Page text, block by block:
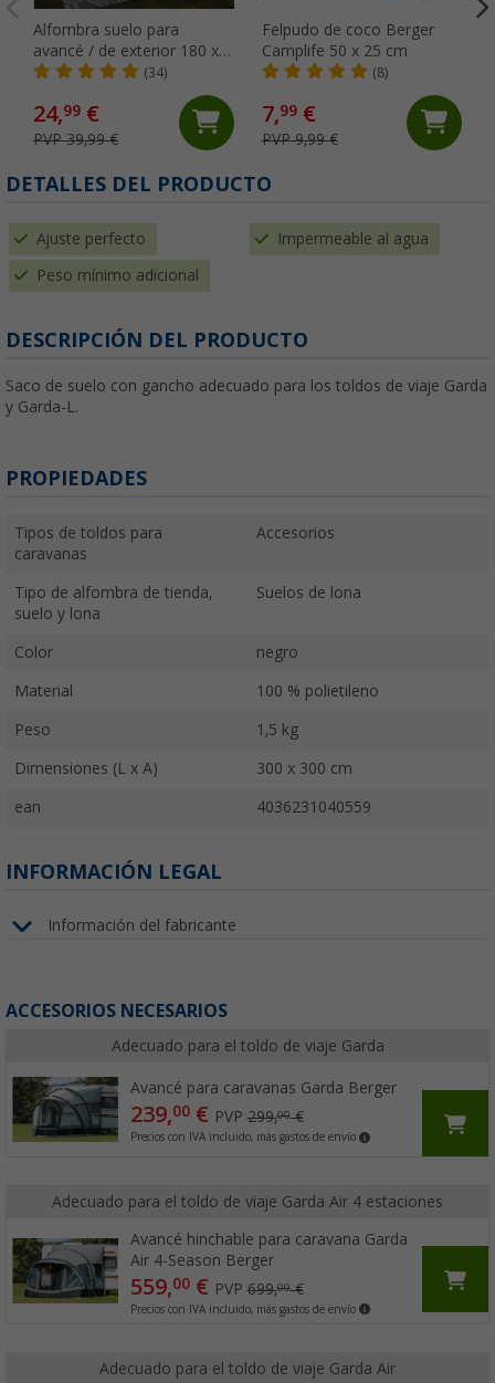
Alfombra suelo para
avancé / de exterior 180 x
250 cm GreyOrnament
(34)
24,99 €
PVP 39,99 €
Felpudo de coco Berger
Camplife 50 x 25 cm
(8)
7,99€
PVP 9,99 €
DETALLES DEL PRODUCTO
Ajuste perfecto Impermeable al agua
Peso mínimo adicional
DESCRIPCIÓN DEL PRODUCTO
Saco de suelo con gancho adecuado para los toldos de viaje Garda
y Garda-L.
PROPIEDADES
Tipos de toldos para
caravanas
Accesorios
Tipo de alfombra de tienda,
suelo y lona
Suelos de lona
Color negro
Material 100 % polietileno
Peso 1,5 kg
Dimensiones (L x A) 300 x 300 cm
ean 4036231040559
INFORMACIÓN LEGAL
Información del fabricante
ACCESORIOS NECESARIOS
Adecuado para el toldo de viaje Garda
Avancé para caravanas Garda Berger
239,00€ PVP299,00€
Precios con IVA incluido, más gastos de envío
Adecuado para el toldo de viaje Garda Air 4 estaciones
Avancé hinchable para caravana Garda
Air 4-Season Berger
559,00€ PVP699,00€
Precios con IVA incluido, más gastos de envío
Adecuado para el toldo de viaje Garda Air